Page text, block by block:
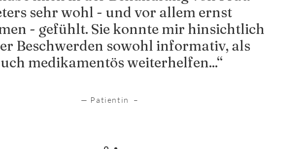
sehr wohl - und vor allem ernst
- gefühlt. Sie konnte mir hinsichtlich
Beschwerden sowohl informativ, als
medikamentös weiterhelfen...“
— Patientin –